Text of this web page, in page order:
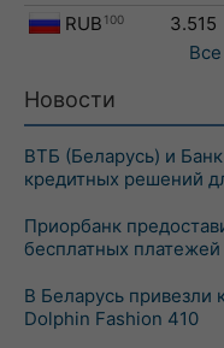
RUB 100 3.515
Новости
ВТБ (Беларусь) и
кредитных решений
Приорбанк
бесплатных
В Беларусь привезли
Dolphin Fashion 410